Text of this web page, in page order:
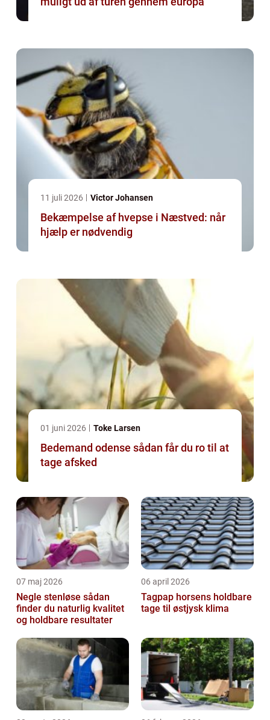
11 juli 2026 Victor Johansen
Bekæmpelse af hvepse i Næstved: når
hjælp er nødvendig
01 juni 2026 Toke Larsen
Bedemand odense sådan får du ro til at
tage afsked
07 maj 2026
Negle stenløse sådan
finder du naturlig kvalitet
og holdbare resultater
06 april 2026
Tagpap horsens holdbare
tage til østjysk klima